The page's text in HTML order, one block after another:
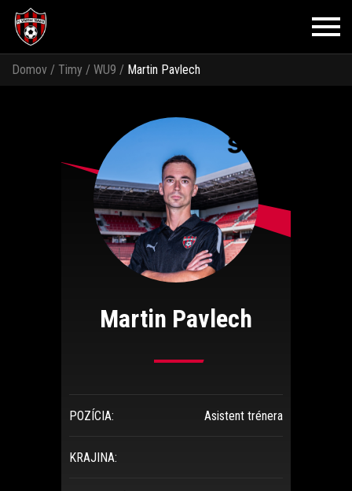
Domov / Timy / WU9 / Martin Pavlech
Martin Pavlech
POZÍCIA: Asistent trénera
KRAJINA: